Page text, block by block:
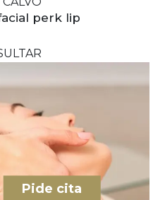
perk lip
Pide cita